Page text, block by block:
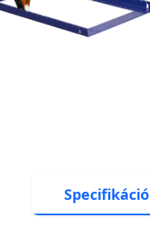
Specifikáció